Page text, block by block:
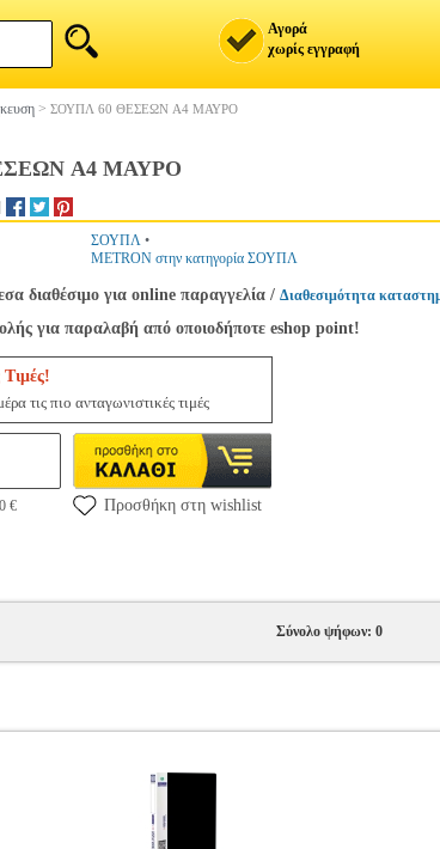
Αγορά
χωρίς εγγραφή
> ΣΟΥΠΛ 60 ΘΕΣΕΩΝ A4 ΜΑΥΡΟ
A4 ΜΑΥΡΟ
ΣΟΥΠΛ •
METRON στην κατηγορία ΣΟΥΠΛ
διαθέσιμο για online παραγγελία / Διαθεσιμότητα
για παραλαβή από οποιοδήποτε eshop point!
τις πιο ανταγωνιστικές τιμές
€ Προσθήκη στη wishlist
Σύνολο ψήφων: 0